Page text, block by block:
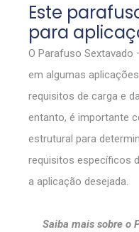
Este
para
O Parafuso Sextavado
em algumas
requisitos de carga e
entanto, é importante
estrutural para
requisitos específicos
a aplicação desejada.
Saiba mais sobre o